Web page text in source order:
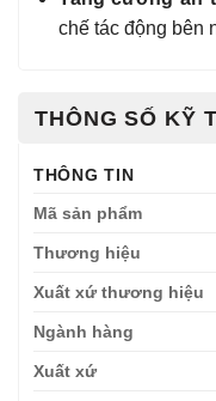
chế tác động bên
THÔNG SỐ KỸ
THÔNG TIN
Mã sản phẩm
Thương hiệu
Xuất xứ thương hiệu
Ngành hàng
Xuất xứ